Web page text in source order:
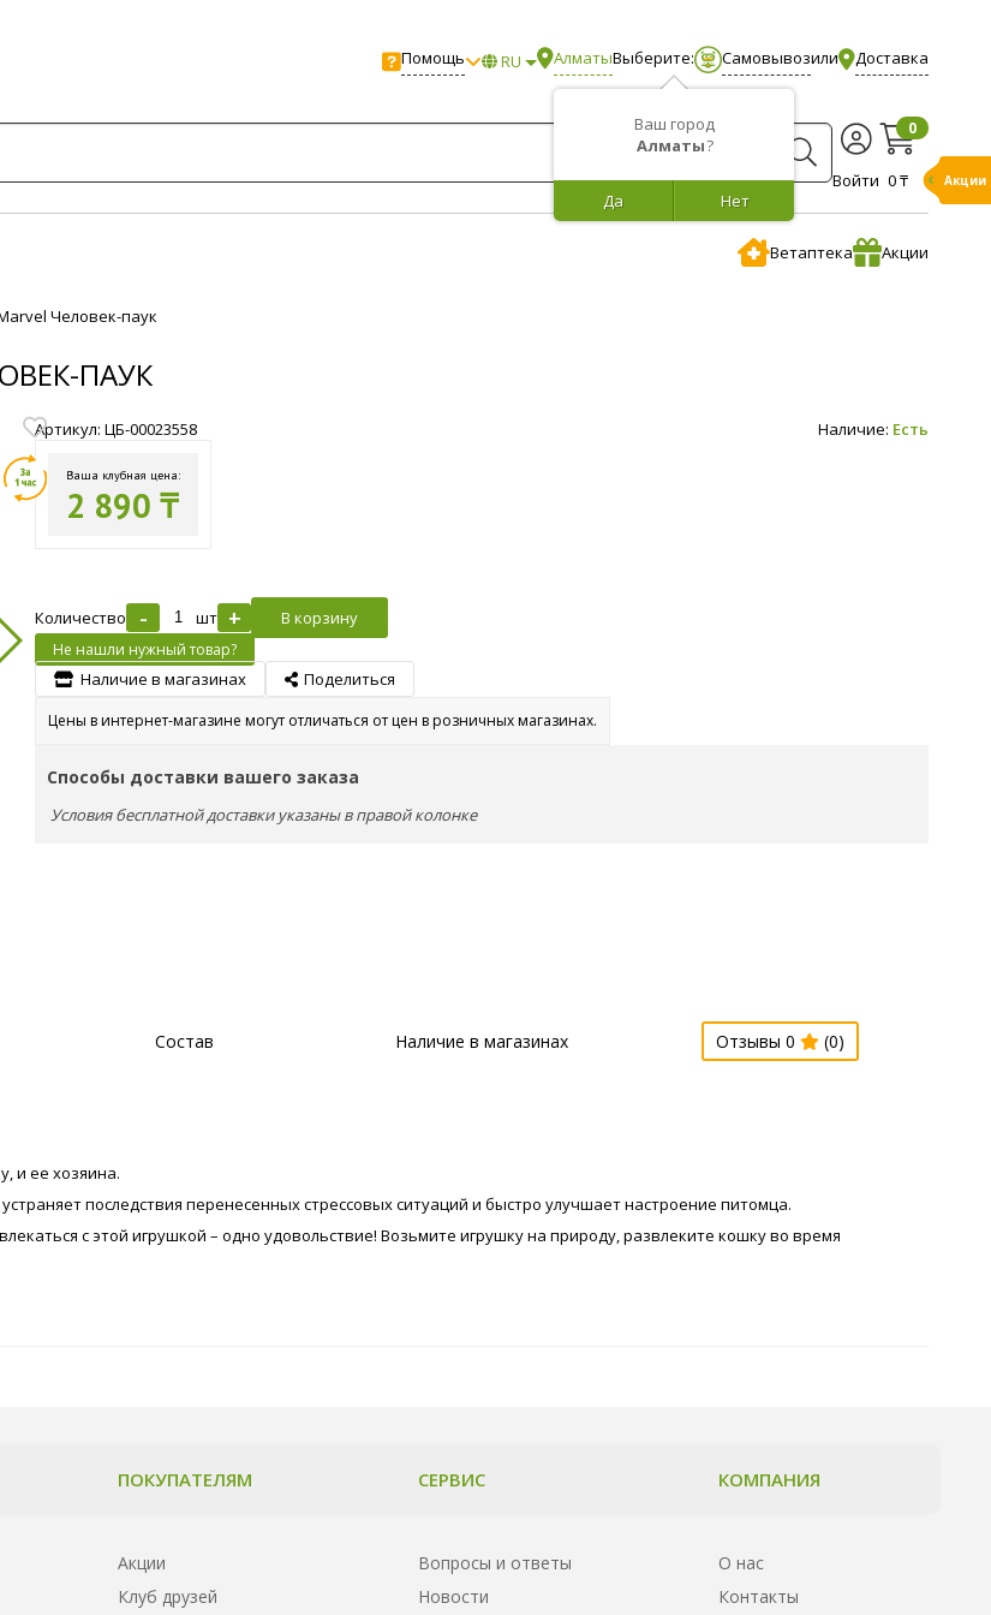
Помощь RU Алматы
Ваш город
Алматы?
Нет
Да
Выберите: Самовывозили Доставка
Войти
0
0 ₸
Ветаптека Акции
Человек-паук
ПАУК
Артикул: ЦБ-00023558 Наличие: Есть
Ваша клубная цена:
2 890 ₸
Количество - шт + В корзину
Не нашли нужный товар?
Наличие в магазинах Поделиться
Цены в интернет-магазине могут отличаться от цен в розничных магазинах.
Способы доставки вашего заказа
Условия бесплатной доставки указаны в правой колонке
Состав Наличие в магазинах Отзывы 0 (0)
и ее хозяина.
последствия перенесенных стрессовых ситуаций и быстро улучшает настроение питомца.
с этой игрушкой – одно удовольствие! Возьмите игрушку на природу, развлеките кошку во время
ПОКУПАТЕЛЯМ
Акции
Клуб друзей
СЕРВИС
Вопросы и ответы
Новости
КОМПАНИЯ
О нас
Контакты
Акции